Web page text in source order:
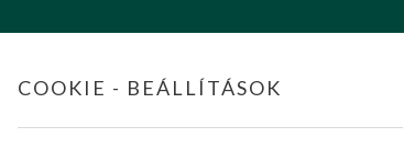
COOKIE - BEÁLLÍTÁSOK